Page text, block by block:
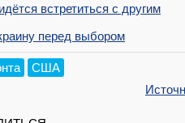
встретиться с другим
перед выбором
США